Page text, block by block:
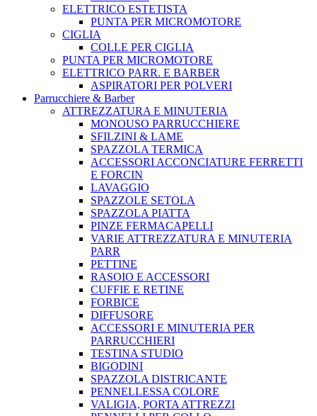
ELETTRICO ESTETISTA
PUNTA PER MICROMOTORE
CIGLIA
COLLE PER CIGLIA
PUNTA PER MICROMOTORE
ELETTRICO PARR. E BARBER
ASPIRATORI PER POLVERI
Parrucchiere & Barber
ATTREZZATURA E MINUTERIA
MONOUSO PARRUCCHIERE
SFILZINI & LAME
SPAZZOLA TERMICA
ACCESSORI ACCONCIATURE FERRETTI
E FORCIN
LAVAGGIO
SPAZZOLE SETOLA
SPAZZOLA PIATTA
PINZE FERMACAPELLI
VARIE ATTREZZATURA E MINUTERIA
PARR
PETTINE
RASOIO E ACCESSORI
CUFFIE E RETINE
FORBICE
DIFFUSORE
ACCESSORI E MINUTERIA PER
PARRUCCHIERI
TESTINA STUDIO
BIGODINI
SPAZZOLA DISTRICANTE
PENNELLESSA COLORE
VALIGIA, PORTA ATTREZZI